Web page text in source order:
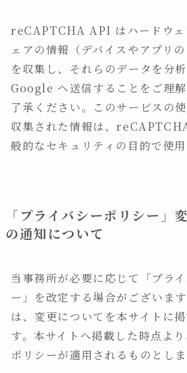
reCAPTCHA API はハードウェ
ェアの情報（デバイスやアプリの
を収集し、それらのデータを分
Google へ送信することをご理
了承ください。このサービスの
収集された情報は、
般的なセキュリティの目的で使用
「プライバシーポリシー」
の通知について
当事務所が必要に応じて「プラ
ー」を改定する場合がございま
は、変更についてを本サイトに
す。本サイトへ掲載した時点よ
ポリシーが適用されるものとしま